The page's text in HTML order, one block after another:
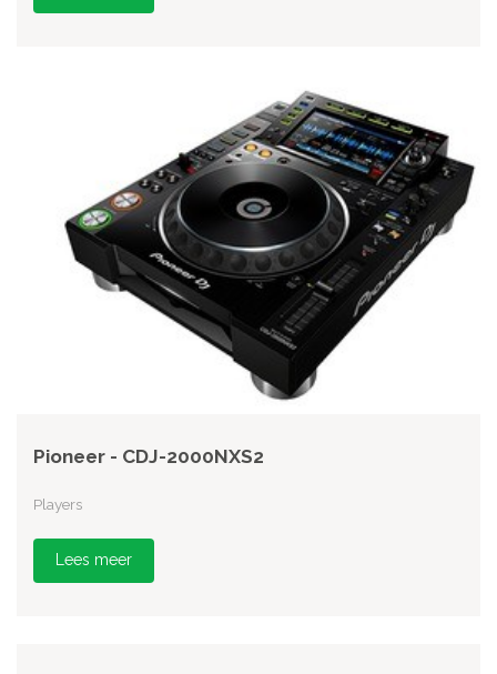
Pioneer - CDJ-2000NXS2
Players
Lees meer